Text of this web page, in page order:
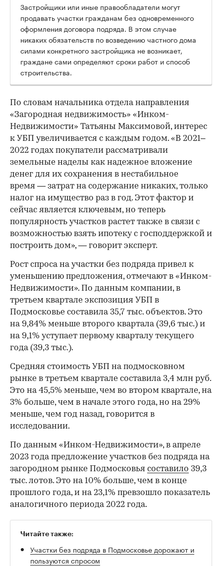
Застройщики или иные правообладатели могут
продавать участки гражданам без одновременного
оформления договора подряда. В этом случае
никаких обязательств по возведению частного дома
силами конкретного застройщика не возникает,
граждане сами определяют сроки работ и способ
строительства.
00:00 / 00:00
По словам начальника отдела направления
«Загородная недвижимость» «Инком-
Недвижимости» Татьяны Максимовой, интерес
к УБП увеличивается с каждым годом. «В 2021–
2022 годах покупатели рассматривали
земельные наделы как надежное вложение
денег для их сохранения в нестабильное
время — затрат на содержание никаких, только
налог на имущество раз в год. Этот фактор и
сейчас является ключевым, но теперь
популярность участков растет также в связи с
возможностью взять ипотеку с господдержкой и
построить дом», — говорит эксперт.
Рост спроса на участки без подряда привел к
уменьшению предложения, отмечают в «Инком-
Недвижимости». По данным компании, в
третьем квартале экспозиция УБП в
Подмосковье составила 35,7 тыс. объектов. Это
на 9,84% меньше второго квартала (39,6 тыс.) и
на 9,1% уступает первому кварталу текущего
года (39,3 тыс.).
Средняя стоимость УБП на подмосковном
рынке в третьем квартале составила 3,4 млн руб.
Это на 45,5% меньше, чем во втором квартале, на
3% больше, чем в начале этого года, но на 29%
меньше, чем год назад, говорится в
исследовании.
По данным «Инком-Недвижимости», в апреле
2023 года предложение участков без подряда на
загородном рынке Подмосковья составило 39,3
тыс. лотов. Это на 10% больше, чем в конце
прошлого года, и на 23,1% превзошло показатель
аналогичного периода 2022 года.
Читайте также:
Участки без подряда в Подмосковье дорожают и
пользуются спросом